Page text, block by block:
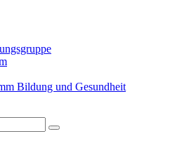
Bildung und Gesundheit